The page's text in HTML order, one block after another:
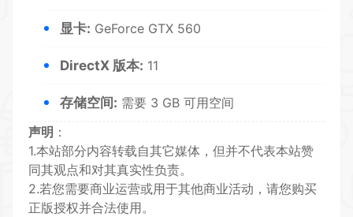
显卡: GeForce GTX 560
DirectX 版本: 11
存储空间: 需要 3 GB 可用空间
声明 ：
1.本站部分内容转载自其它媒体，但并不代表本站赞
同其观点和对其真实性负责。
2.若您需要商业运营或用于其他商业活动，请您购买
正版授权并合法使用。